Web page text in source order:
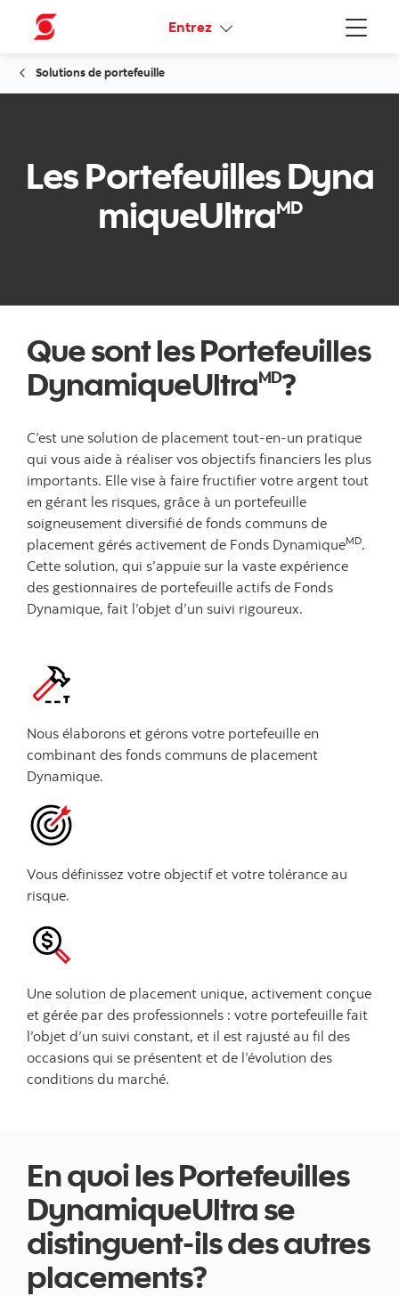
Menu
Entrez Liens connexes
Solutions de portefeuille
Les Portefeuilles Dyna
miqueUltraMD
Que sont les Portefeuilles
DynamiqueUltraMD?
C’est une solution de placement tout-en-un pratique
qui vous aide à réaliser vos objectifs financiers les plus
importants. Elle vise à faire fructifier votre argent tout
en gérant les risques, grâce à un portefeuille
soigneusement diversifié de fonds communs de
placement gérés activement de Fonds DynamiqueMD.
Cette solution, qui s’appuie sur la vaste expérience
des gestionnaires de portefeuille actifs de Fonds
Dynamique, fait l’objet d’un suivi rigoureux.
Nous élaborons et gérons votre portefeuille en
combinant des fonds communs de placement
Dynamique.
Vous définissez votre objectif et votre tolérance au
risque.
Une solution de placement unique, activement conçue
et gérée par des professionnels : votre portefeuille fait
l’objet d’un suivi constant, et il est rajusté au fil des
occasions qui se présentent et de l’évolution des
conditions du marché.
En quoi les Portefeuilles
DynamiqueUltra se
distinguent-ils des autres
placements?